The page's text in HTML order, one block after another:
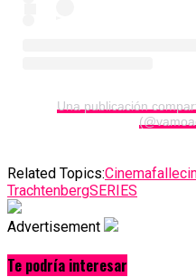
Una publicación
Related Topics:Cinema
TrachtenbergSERIES
Advertisement
Te podría interesar